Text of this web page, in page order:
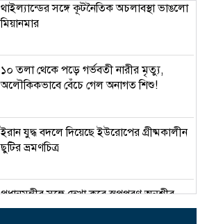
থাইল্যান্ডের সঙ্গে কূটনৈতিক অচলাবস্থা ভাঙলো
মিয়ানমার
১০ তলা থেকে পড়ে গর্ভবতী নারীর মৃত্যু,
অলৌকিকভাবে বেঁচে গেল অনাগত শিশু!
ইরান যুদ্ধ বদলে দিয়েছে ইউরোপের গ্রীষ্মকালীন
ছুটির ভ্রমণচিত্র
প্রধানমন্ত্রীর সঙ্গে দেখা করে স্বপ্নপূরণ অনুশ্রীর,
মিলল হারমোনিয়াম উপহার